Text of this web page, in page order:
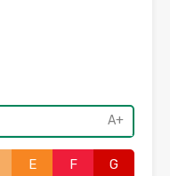
A+
E F G